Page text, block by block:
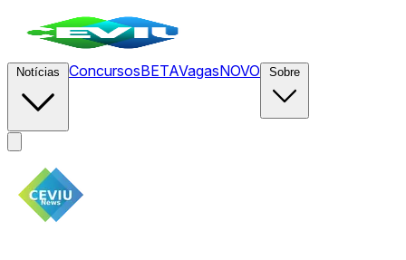
ConcursosBETAVagasNOVO